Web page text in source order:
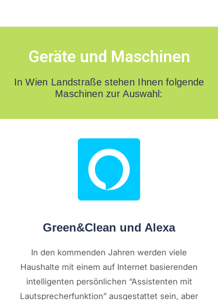
Geräte und Maschinen
In Wien Landstraße stehen Ihnen folgende
Maschinen zur Auswahl:
Green&Clean und Alexa
In den kommenden Jahren werden viele
Haushalte mit einem auf Internet basierenden
intelligenten persönlichen “Assistenten mit
Lautsprecherfunktion” ausgestattet sein, aber